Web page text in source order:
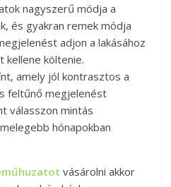
nagyszerű módja a
és gyakran remek módja
adjon a lakásához
kellene költenie.
amely jól kontrasztos a
feltűnő megjelenést
válasszon mintás
hónapokban
vásárolni akkor